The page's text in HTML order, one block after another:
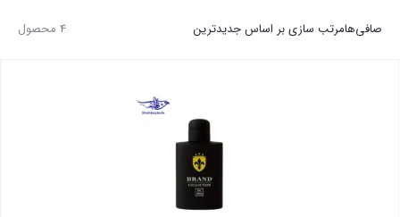
4 محصول صافی‌هامرتب سازی بر اساس جدیدترین